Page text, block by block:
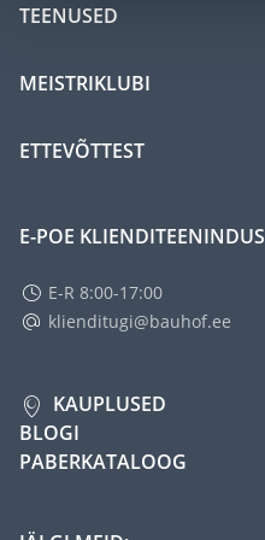
TEENUSED
MEISTRIKLUBI
ETTEVÕTTEST
E-POE KLIENDITEENINDUS
E-R 8:00-17:00
klienditugi@bauhof.ee
KAUPLUSED
BLOGI
PABERKATALOOG